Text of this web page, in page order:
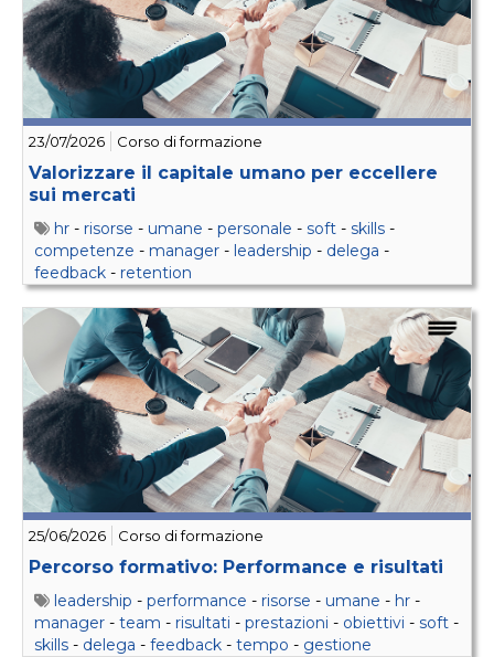
23/07/2026 Corso di formazione
Valorizzare il capitale umano per eccellere
sui mercati
hr - risorse - umane - personale - soft - skills -
competenze - manager - leadership - delega -
feedback - retention
25/06/2026 Corso di formazione
Percorso formativo: Performance e risultati
leadership - performance - risorse - umane - hr -
manager - team - risultati - prestazioni - obiettivi - soft -
skills - delega - feedback - tempo - gestione